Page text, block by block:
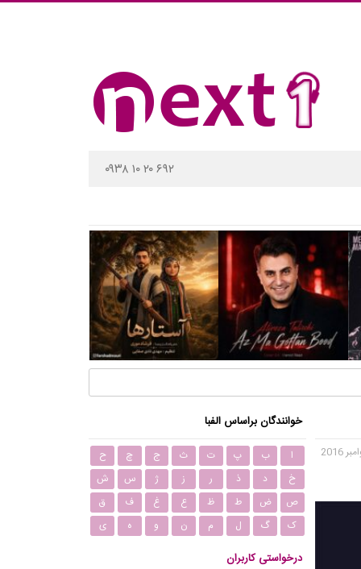
۰۹۳۸ ۱۰ ۲۰ ۶۹۲
خوانندگان براساس الفبا
ا ب پ ت ث ج چ
ح
خ
د ذ ر ز ژ س
ش
ص
ض ط ظ ع غ ف
ق
ک
گ ل م ن و ه ی
درخواستی کاربران